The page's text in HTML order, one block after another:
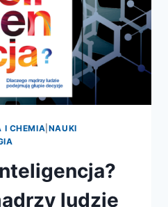
I CHEMIA NAUKI
ludzie